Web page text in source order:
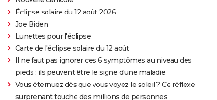
Éclipse solaire du 12 août 2026
Joe Biden
Lunettes pour l'éclipse
Carte de l'éclipse solaire du 12 août
Il ne faut pas ignorer ces 6 symptômes au niveau des
pieds : ils peuvent être le signe d'une maladie
Vous éternuez dès que vous voyez le soleil ? Ce réflexe
surprenant touche des millions de personnes